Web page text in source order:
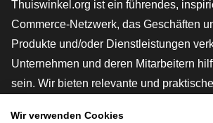
Thuiswinkel.org ist ein führendes,
Commerce-Netzwerk, das Geschäften
Produkte und/oder Dienstleistungen
Unternehmen und deren Mitarbeitern
sein. Wir bieten relevante und
Wir verwenden Cookies